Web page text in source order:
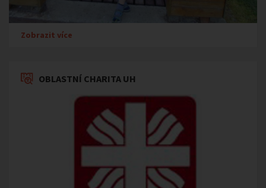
Zobrazit více
OBLASTNÍ CHARITA UH